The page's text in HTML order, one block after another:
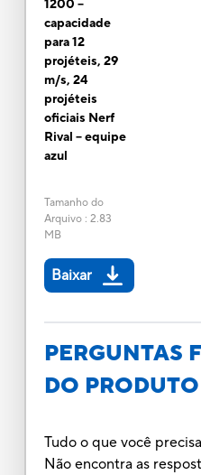
1200 --
capacidade
para 12
projéteis, 29
m/s, 24
projéteis
oficiais Nerf
Rival -- equipe
azul
Tamanho do
Arquivo: 2.83
MB
Baixar
PERGUNTAS
DO PRODUTO
Tudo o que você
Não encontra as